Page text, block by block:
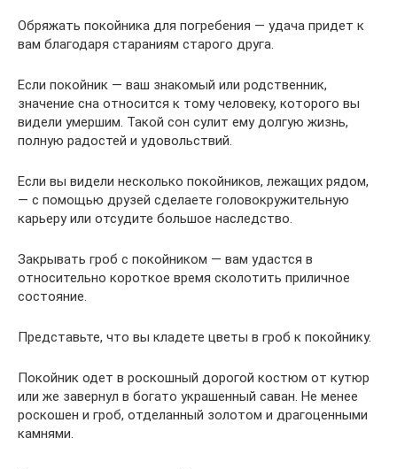
Обряжать покойника для погребения — удача придет к
вам благодаря стараниям старого друга.
Если покойник — ваш знакомый или родственник,
значение сна относится к тому человеку, которого вы
видели умершим. Такой сон сулит ему долгую жизнь,
полную радостей и удовольствий.
Если вы видели несколько покойников, лежащих рядом,
— с помощью друзей сделаете головокружительную
карьеру или отсудите большое наследство.
Закрывать гроб с покойником — вам удастся в
относительно короткое время сколотить приличное
состояние.
Представьте, что вы кладете цветы в гроб к покойнику.
Покойник одет в роскошный дорогой костюм от кутюр
или же завернул в богато украшенный саван. Не менее
роскошен и гроб, отделанный золотом и драгоценными
камнями.